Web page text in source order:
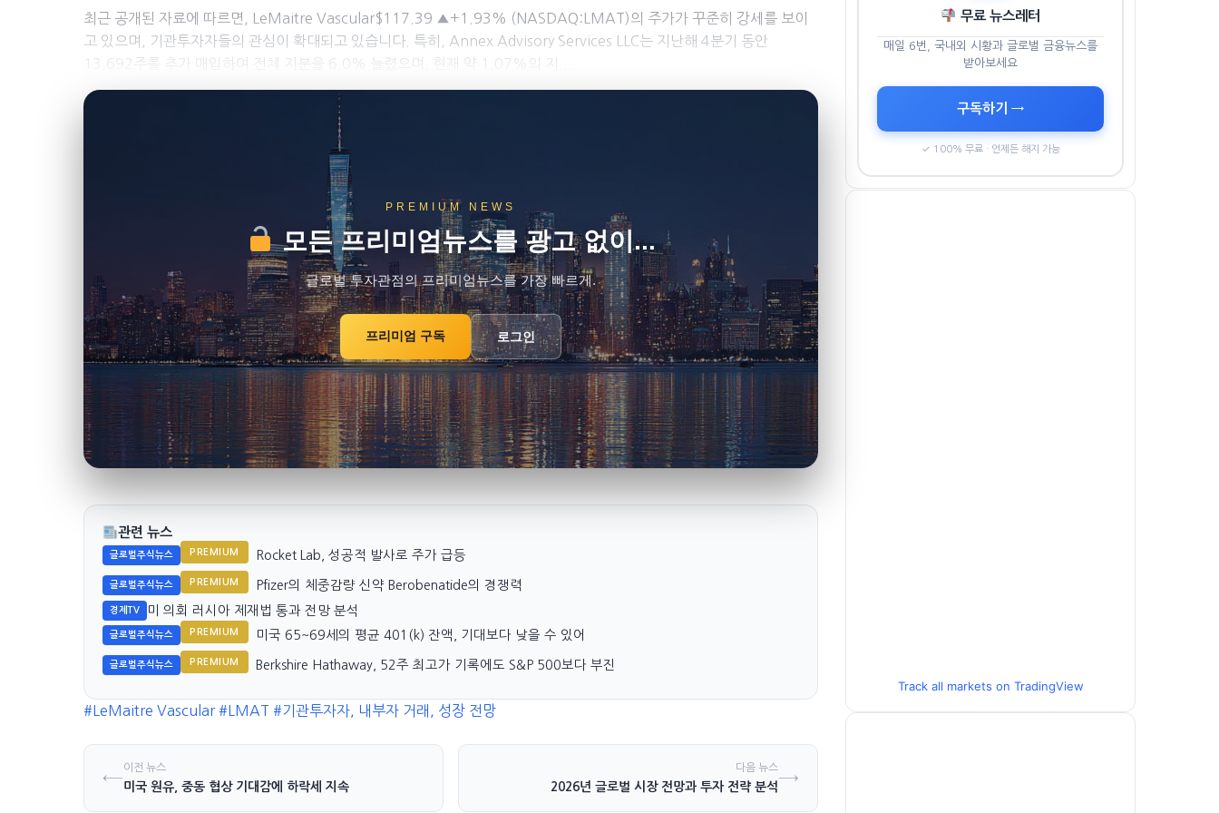
최근 공개된 자료에 따르면, LeMaitre Vascular$117.39 ▲+1.93% (NASDAQ:LMAT)의 주가가 꾸준히 강세를 보이
고 있으며, 기관투자자들의 관심이 확대되고 있습니다. 특히, Annex Advisory Services LLC는 지난해 4분기 동안
13,692주를 추가 매입하여 전체 지분을 6.0% 늘렸으며, 현재 약 1.07%의 지...
PREMIUM NEWS
모든 프리미엄뉴스를 광고 없이...
글로벌 투자관점의 프리미엄뉴스를 가장 빠르게.
프리미엄 구독 로그인
관련 뉴스
글로벌주식뉴스 PREMIUM Rocket Lab, 성공적 발사로 주가 급등
글로벌주식뉴스 PREMIUM Pfizer의 체중감량 신약 Berobenatide의 경쟁력
경제TV 미 의회 러시아 제재법 통과 전망 분석
글로벌주식뉴스 PREMIUM 미국 65~69세의 평균 401(k) 잔액, 기대보다 낮을 수 있어
글로벌주식뉴스 PREMIUM Berkshire Hathaway, 52주 최고가 기록에도 S&P 500보다 부진
#LeMaitre Vascular #LMAT #기관투자자, 내부자 거래, 성장 전망
←이전 뉴스
미국 원유, 중동 협상 기대감에 하락세 지속
다음 뉴스
2026년 글로벌 시장 전망과 투자 전략 분석→
무료 뉴스레터
매일 6번, 국내외 시황과 글로벌 금융뉴스를
받아보세요
구독하기 →
✓ 100% 무료 · 언제든 해지 가능
Track all markets on TradingView